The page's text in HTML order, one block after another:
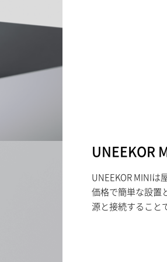
UNEEKOR
UNEEKOR MINI
価格で簡単な設置
源と接続すること